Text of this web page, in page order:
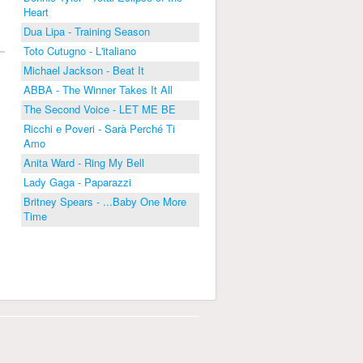
Heart
Dua Lipa - Training Season
Toto Cutugno - L'italiano
Michael Jackson - Beat It
ABBA - The Winner Takes It All
The Second Voice - LET ME BE
Ricchi e Poveri - Sarà Perché Ti
Amo
Anita Ward - Ring My Bell
Lady Gaga - Paparazzi
Britney Spears - ...Baby One More
Time